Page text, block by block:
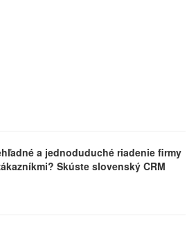
a jednoduduché riadenie firmy
Skúste slovenský CRM